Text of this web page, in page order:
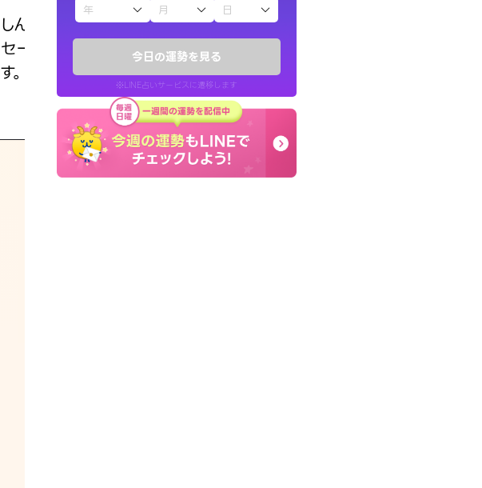
今日の運勢を見る
※LINE占いサービスに遷移します
えもじの子（占）12星座占い
お知らせ
しんどくなってましたが、先生のメッ
セージを読み返してお守りにしてま
す。
40代 女性